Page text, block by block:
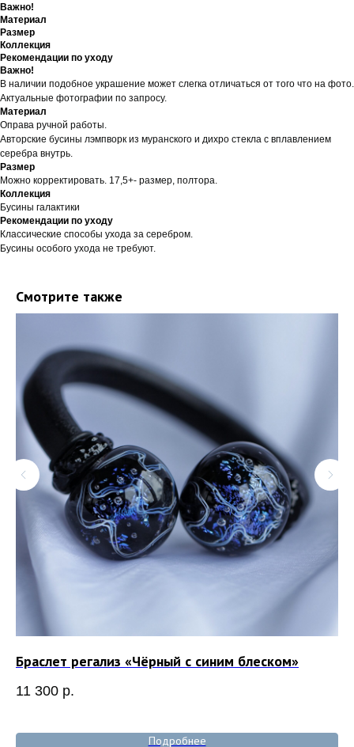
Важно!
Материал
Размер
Коллекция
Рекомендации по уходу
Важно!
В наличии подобное украшение может слегка отличаться от того что на фото.
Актуальные фотографии по запросу.
Материал
Оправа ручной работы.
Авторские бусины лэмпворк из муранского и дихро стекла с вплавлением
серебра внутрь.
Размер
Можно корректировать. 17,5+- размер, полтора.
Коллекция
Бусины галактики
Рекомендации по уходу
Классические способы ухода за серебром.
Бусины особого ухода не требуют.
Смотрите также
Браслет регализ «Чёрный с синим блеском»
11 300 р.
Подробнее